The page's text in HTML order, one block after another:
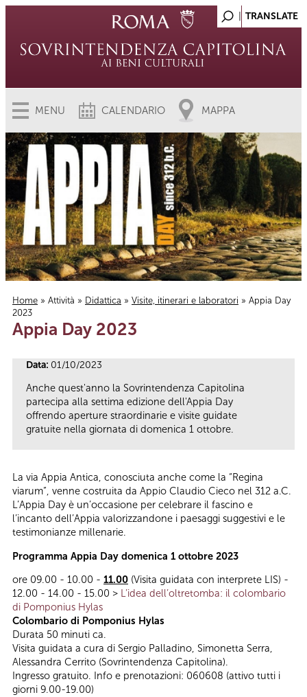
MENU CALENDARIO MAPPA
Tu sei qui
Home » Attività » Didattica » Visite, itinerari e laboratori » Appia Day
2023
Appia Day 2023
Data: 01/10/2023
Anche quest'anno la Sovrintendenza Capitolina
partecipa alla settima edizione dell'Appia Day
offrendo aperture straordinarie e visite guidate
gratuite nella giornata di domenica 1 ottobre.
La via Appia Antica, conosciuta anche come la “Regina
viarum”, venne costruita da Appio Claudio Cieco nel 312 a.C.
L’Appia Day è un’occasione per celebrare il fascino e
l’incanto dell’Appia valorizzandone i paesaggi suggestivi e le
testimonianze millenarie.
Programma Appia Day domenica 1 ottobre 2023
ore 09.00 - 10.00 - 11.00 (Visita guidata con interprete LIS) -
12.00 - 14.00 - 15.00 > L’idea dell’oltretomba: il colombario
di Pomponius Hylas
Colombario di Pomponius Hylas
Durata 50 minuti ca.
Visita guidata a cura di Sergio Palladino, Simonetta Serra,
Alessandra Cerrito (Sovrintendenza Capitolina).
Ingresso gratuito. Info e prenotazioni: 060608 (attivo tutti i
giorni 9.00-19.00)